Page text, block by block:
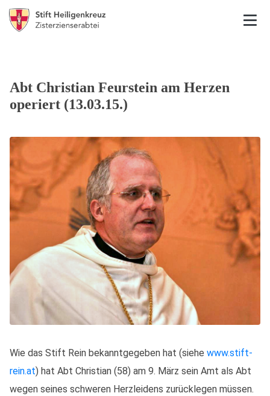
Abt Christian Feurstein am Herzen
operiert (13.03.15.)
Wie das Stift Rein bekanntgegeben hat (siehe www.stift-
rein.at) hat Abt Christian (58) am 9. März sein Amt als Abt
wegen seines schweren Herzleidens zurücklegen müssen.